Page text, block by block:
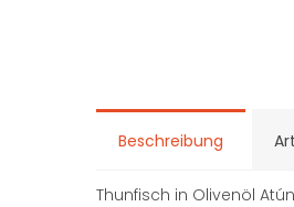
Beschreibung
Thunfisch in Olivenöl